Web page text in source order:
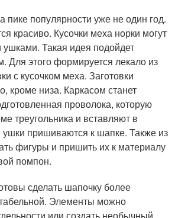
пике популярности уже не один год.
красиво. Кусочки меха норки могут
ушками. Такая идея подойдет
этого формируется лекало из
с кусочком меха. Заготовки
кроме низа. Каркасом станет
проволока, которую
треугольника и вставляют в
ушки пришиваются к шапке. Также из
фигуры и пришить их к материалу
помпон.
сделать шапочку более
Элементы можно